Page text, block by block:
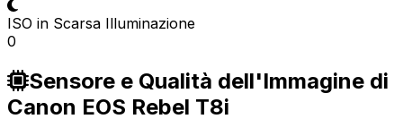
ISO in Scarsa Illuminazione
0
Sensore e Qualità dell'Immagine di
Canon EOS Rebel T8i